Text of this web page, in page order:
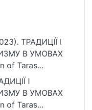
ТРАДИЦІЇ І
В УМОВАХ
of Taras
of Kyiv.
9193.2023/18-
І
В УМОВАХ
of Taras